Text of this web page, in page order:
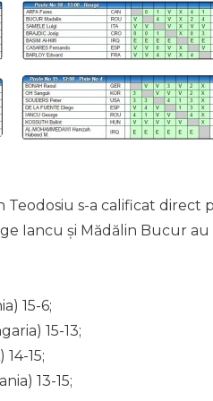
s-a calificat direct
Iancu și Mădălin Bucur
15-6;
15-13;
15;
13-15;